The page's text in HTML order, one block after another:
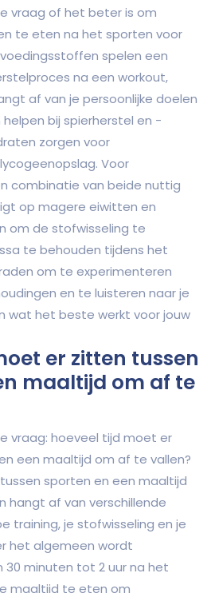
vraag of het beter is om
te eten na het sporten voor
spelen een
na een workout,
af van je persoonlijke doelen
bij spierherstel en -
zorgen voor
Voor
combinatie van beide nuttig
op magere eiwitten en
om de stofwisseling te
te behouden tijdens het
om te experimenteren
en te luisteren naar je
wat het beste werkt voor jouw
er zitten tussen
maaltijd om af te
vraag: hoeveel tijd moet er
een maaltijd om af te vallen?
sporten en een maaltijd
hangt af van verschillende
training, je stofwisseling en je
het algemeen wordt
30 minuten tot 2 uur na het
maaltijd te eten om